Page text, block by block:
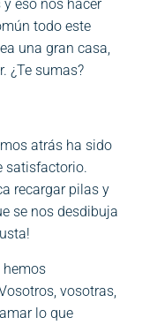
eso nos hacer
todo este
una gran casa,
¿Te sumas?
atrás ha sido
satisfactorio.
recargar pilas y
se nos desdibuja
hemos
vosotras,
lo que